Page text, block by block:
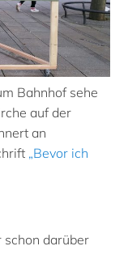
Bahnhof sehe
auf der
an
„Bevor ich
schon darüber